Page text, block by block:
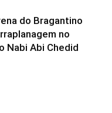
do Bragantino
no
Nabi Abi Chedid